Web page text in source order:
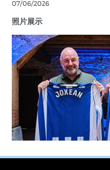
07/06/2026
照片展示